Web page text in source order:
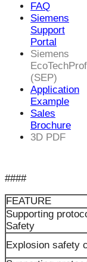
FAQ
Siemens
Support
Portal
Siemens
(SEP)
Application
Example
Sales
Brochure
3D PDF
####
FEATURE
Supporting
Safety
Explosion safety